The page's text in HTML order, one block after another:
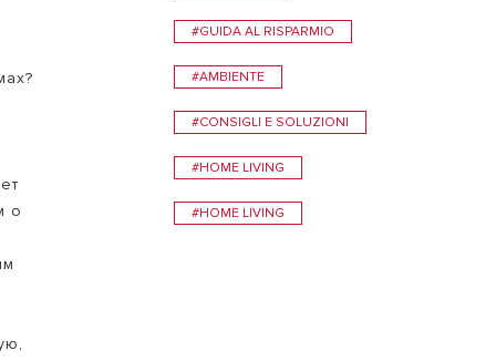
БАРУ
о
#GUIDA AL RISPARMIO
#AMBIENTE
#CONSIGLI E SOLUZIONI
#HOME LIVING
#HOME LIVING